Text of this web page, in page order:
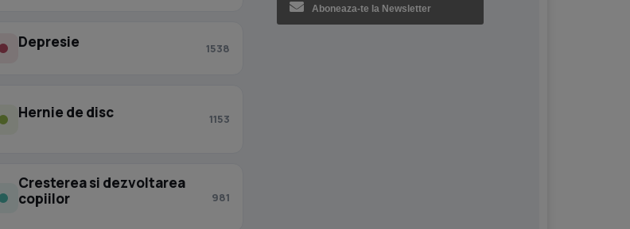
Depresie 1538
Hernie de disc 1153
Cresterea si dezvoltarea
copiilor
981
Aboneaza-te la Newsletter